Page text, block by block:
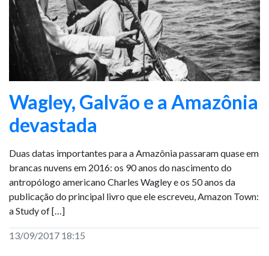
Wagley, Galvão e a Amazônia
devastada
Duas datas importantes para a Amazônia passaram quase em
brancas nuvens em 2016: os 90 anos do nascimento do
antropólogo americano Charles Wagley e os 50 anos da
publicação do principal livro que ele escreveu, Amazon Town:
a Study of […]
13/09/2017 18:15